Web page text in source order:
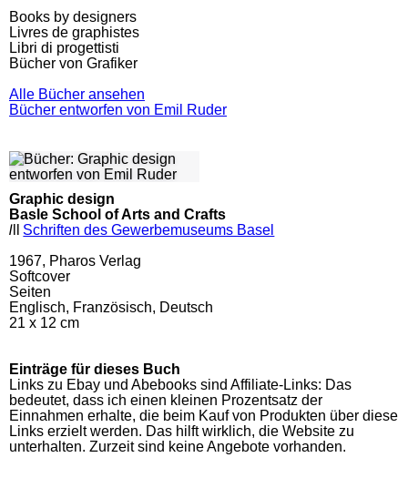
Books by designers
Livres de graphistes
Libri di progettisti
Bücher von Grafiker
Alle Bücher ansehen
Bücher entworfen von Emil Ruder
Graphic design
Basle School of Arts and Crafts
l
Schriften des Gewerbemuseums Basel
1967, Pharos Verlag
Softcover
Seiten
Englisch, Französisch, Deutsch
21 x 12 cm
Einträge für dieses Buch
Links zu Ebay und Abebooks sind Affiliate-Links: Das
bedeutet, dass ich einen kleinen Prozentsatz der
Einnahmen erhalte, die beim Kauf von Produkten über diese
Links erzielt werden. Das hilft wirklich, die Website zu
unterhalten. Zurzeit sind keine Angebote vorhanden.